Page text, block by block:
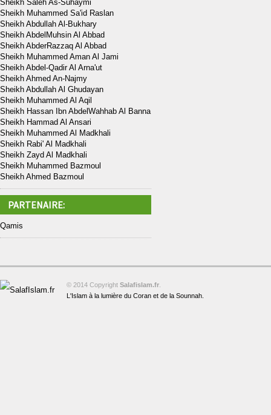
Sheikh Saleh As-Suhaymi
Sheikh Muhammed Sa'id Raslan
Sheikh Abdullah Al-Bukhary
Sheikh AbdelMuhsin Al Abbad
Sheikh AbderRazzaq Al Abbad
Sheikh Muhammed Aman Al Jami
Sheikh Abdel-Qadir Al Arna'ut
Sheikh Ahmed An-Najmy
Sheikh Abdullah Al Ghudayan
Sheikh Muhammed Al Aqil
Sheikh Hassan Ibn AbdelWahhab Al Banna
Sheikh Hammad Al Ansari
Sheikh Muhammed Al Madkhali
Sheikh Rabi' Al Madkhali
Sheikh Zayd Al Madkhali
Sheikh Muhammed Bazmoul
Sheikh Ahmed Bazmoul
PARTENAIRE:
Qamis
© 2014 Copyright Salafislam.fr
L'Islam à la lumière du Coran et de la Sounnah.